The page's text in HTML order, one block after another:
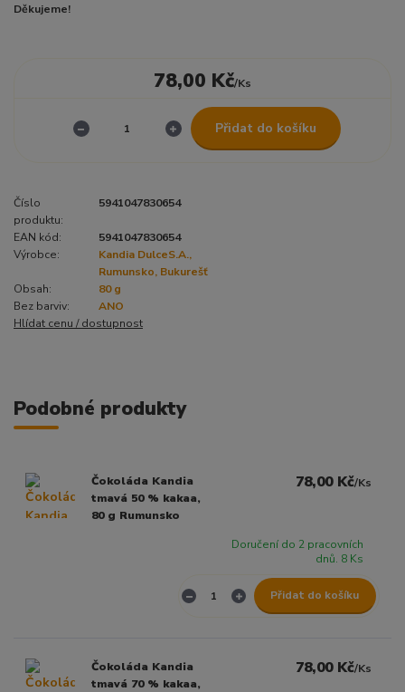
Děkujeme!
78,00 Kč/Ks
Přidat do košíku
Číslo
produktu:
5941047830654
EAN kód:
5941047830654
Výrobce:
Kandia DulceS.A.,
Rumunsko, Bukurešť
Obsah:
80 g
Bez barviv:
ANO
Hlídat cenu / dostupnost
Podobné produkty
Čokoláda Kandia
tmavá 50 % kakaa,
80 g Rumunsko
78,00 Kč/Ks
Doručení do 2 pracovních
dnů. 8 Ks
Přidat do košíku
Čokoláda Kandia
tmavá 70 % kakaa,
78,00 Kč/Ks